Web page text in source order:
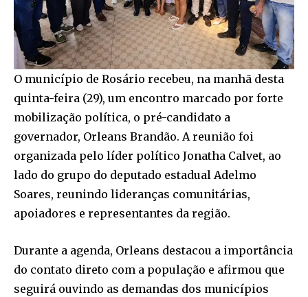
O município de Rosário recebeu, na manhã desta
quinta-feira (29), um encontro marcado por forte
mobilização política, o pré-candidato a
governador, Orleans Brandão. A reunião foi
organizada pelo líder político Jonatha Calvet, ao
lado do grupo do deputado estadual Adelmo
Soares, reunindo lideranças comunitárias,
apoiadores e representantes da região.
Durante a agenda, Orleans destacou a importância
do contato direto com a população e afirmou que
seguirá ouvindo as demandas dos municípios